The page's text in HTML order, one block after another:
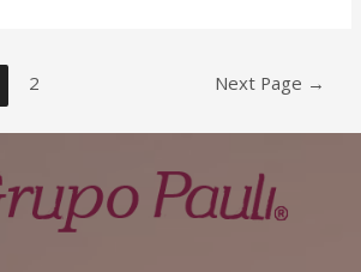
2 Next Page →